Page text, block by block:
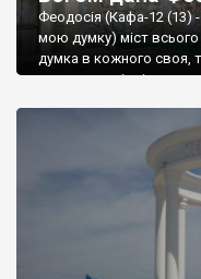
Феодосія (Кафа-12 (13) -
мою думку) міст
думка в кожного своя,
запрошую відвідати це